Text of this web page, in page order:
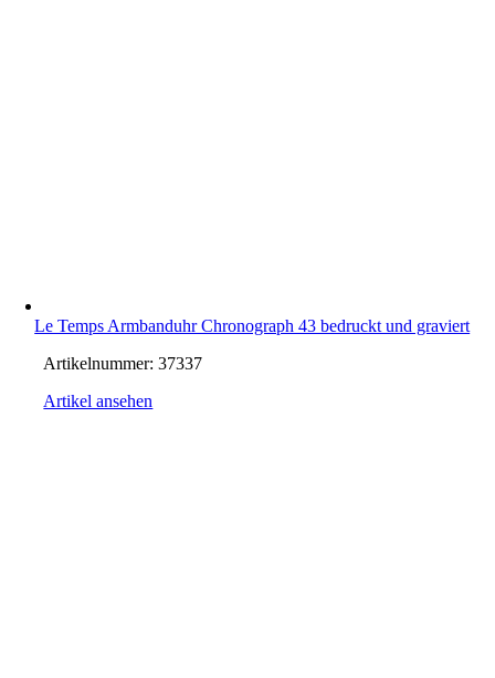
Le Temps Armbanduhr Chronograph 43 bedruckt und graviert
Artikelnummer:37337
Artikel ansehen